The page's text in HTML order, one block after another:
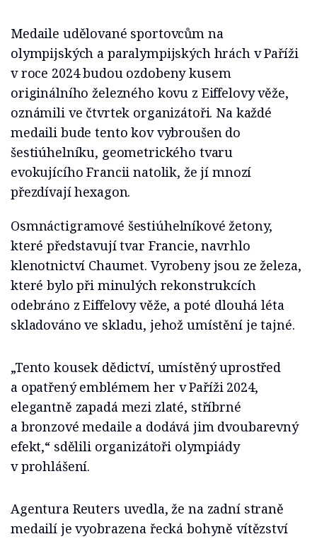
Medaile udělované sportovcům na
olympijských a paralympijských hrách v Paříži
v roce 2024 budou ozdobeny kusem
originálního železného kovu z Eiffelovy věže,
oznámili ve čtvrtek organizátoři. Na každé
medaili bude tento kov vybroušen do
šestiúhelníku, geometrického tvaru
evokujícího Francii natolik, že jí mnozí
přezdívají hexagon.
Osmnáctigramové šestiúhelníkové žetony,
které představují tvar Francie, navrhlo
klenotnictví Chaumet. Vyrobeny jsou ze železa,
které bylo při minulých rekonstrukcích
odebráno z Eiffelovy věže, a poté dlouhá léta
skladováno ve skladu, jehož umístění je tajné.
„Tento kousek dědictví, umístěný uprostřed
a opatřený emblémem her v Paříži 2024,
elegantně zapadá mezi zlaté, stříbrné
a bronzové medaile a dodává jim dvoubarevný
efekt,“ sdělili organizátoři olympiády
v prohlášení.
Agentura Reuters uvedla, že na zadní straně
medailí je vyobrazena řecká bohyně vítězství